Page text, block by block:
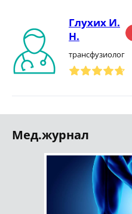
Глухих И.
Н.
трансфузиолог
Мед.журнал